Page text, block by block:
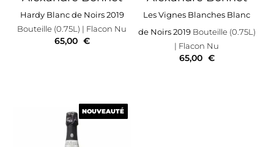
Hardy Blanc de Noirs 2019
Bouteille (0.75L) | Flacon Nu
65,00 €
Les Vignes Blanches Blanc
de Noirs 2019Bouteille (0.75L)
| Flacon Nu
65,00 €
NOUVEAUTÉ
NOUVEAUTÉ